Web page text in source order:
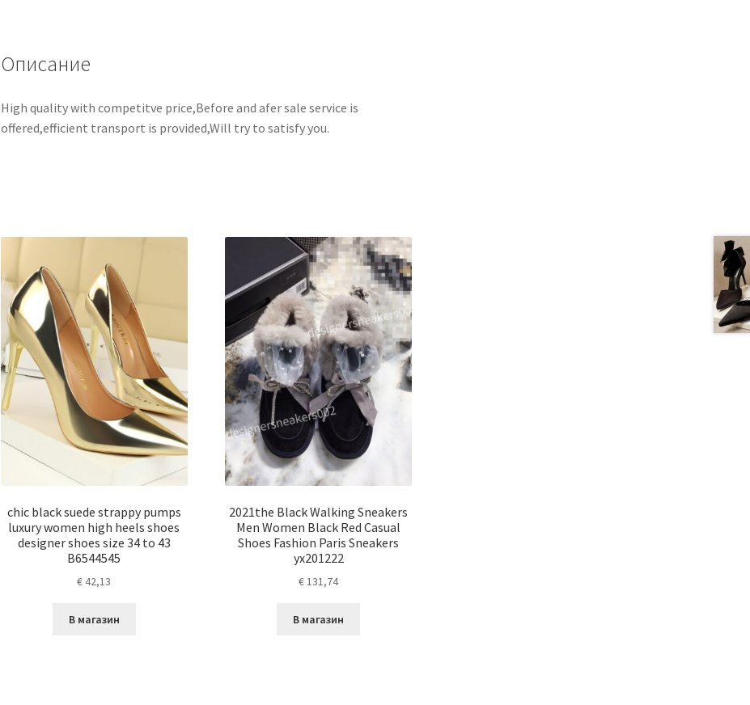
Описание
High quality with competitve price,Before and afer sale service is
offered,efficient transport is provided,Will try to satisfy you.
chic black suede strappy pumps
luxury women high heels shoes
designer shoes size 34 to 43
B6544545
€42,13
В магазин
2021the Black Walking Sneakers
Men Women Black Red Casual
Shoes Fashion Paris Sneakers
yx201222
€131,74
В магазин